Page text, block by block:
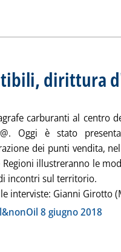
dirittura
carburanti al centro
Oggi è stato
dei punti vendita,
Regioni illustreranno le
incontri sul territorio.
interviste: Gianni Girotto
8 giugno 2018